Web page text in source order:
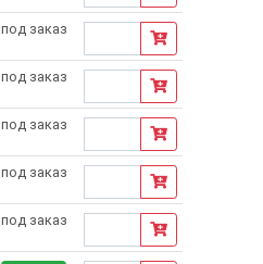
под заказ
под заказ
под заказ
под заказ
под заказ